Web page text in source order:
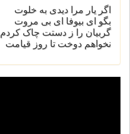
اگر يار مرا ديدی به خلوت
بگو ای بيوفا ای بی مروت
گربيان را ز دستت چاک کردم
نخواهم دوخت تا روز قيامت